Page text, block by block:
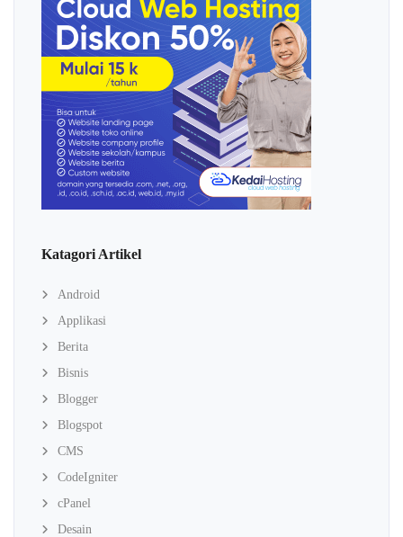
Katagori Artikel
Android
Applikasi
Berita
Bisnis
Blogger
Blogspot
CMS
CodeIgniter
cPanel
Desain